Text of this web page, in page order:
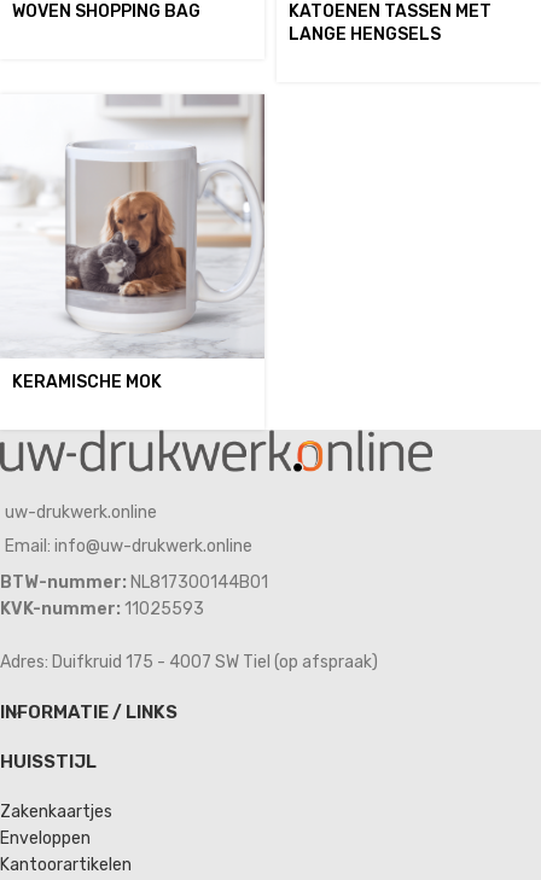
WOVEN SHOPPING BAG
KATOENEN TASSEN MET
LANGE HENGSELS
KERAMISCHE MOK
uw-drukwerk.online
Email: info@uw-drukwerk.online
BTW-nummer: NL817300144B01
KVK-nummer: 11025593
Adres: Duifkruid 175 - 4007 SW Tiel (op afspraak)
INFORMATIE / LINKS
HUISSTIJL
Zakenkaartjes
Enveloppen
Kantoorartikelen